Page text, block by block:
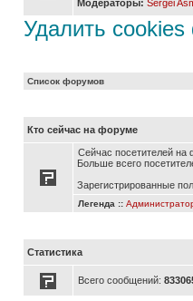
Модераторы: Sergei
Удалить
Список форумов
Кто сейчас на форуме
Сейчас посетителей на
Больше всего
Зарегистрированные
Легенда ::
Статистика
Всего сообщений: